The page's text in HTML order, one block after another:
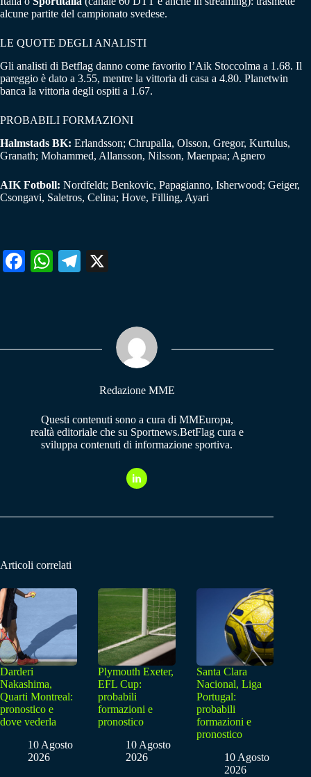
alcune partite del campionato svedese.
LE QUOTE DEGLI ANALISTI
Gli analisti di Betflag danno come favorito l’Aik Stoccolma a 1.68. Il
pareggio è dato a 3.55, mentre la vittoria di casa a 4.80. Planetwin
banca la vittoria degli ospiti a 1.67.
PROBABILI FORMAZIONI
Halmstads BK: Erlandsson; Chrupalla, Olsson, Gregor, Kurtulus,
Granath; Mohammed, Allansson, Nilsson, Maenpaa; Agnero
AIK Fotboll: Nordfeldt; Benkovic, Papagianno, Isherwood; Geiger,
Csongavi, Saletros, Celina; Hove, Filling, Ayari
Fa W
pp
Te
m
Redazione MME
Questi contenuti sono a cura di MMEuropa,
realtà editoriale che su Sportnews.BetFlag cura e
sviluppa contenuti di informazione sportiva.
Articoli correlati
Darderi
Nakashima,
Quarti Montreal:
pronostico e
dove vederla
10 Agosto
2026
Plymouth Exeter,
EFL Cup:
probabili
formazioni e
pronostico
10 Agosto
2026
Santa Clara
Nacional, Liga
Portugal:
probabili
formazioni e
pronostico
10 Agosto
2026